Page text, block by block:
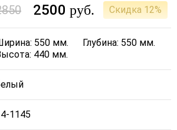
2500 руб. Скидка 12%
550 мм.
Глубина: 550 мм.
440 мм.
1145